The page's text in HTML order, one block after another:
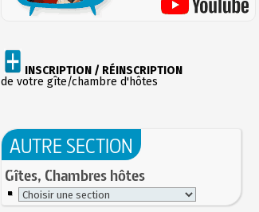
INSCRIPTION / RÉINSCRIPTION
de votre gîte/chambre d'hôtes
AUTRE SECTION
Gîtes, Chambres hôtes